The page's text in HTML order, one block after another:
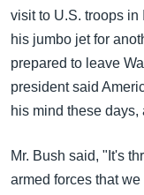
ရန်
ရှာဖွေ
ရန်
နေရာ
သို့
ရန်
ဘာသာစကားများ
visit to U.S. troops in
his jumbo jet for
prepared to leave
president said
his mind these
Mr. Bush said, "It's
armed forces that